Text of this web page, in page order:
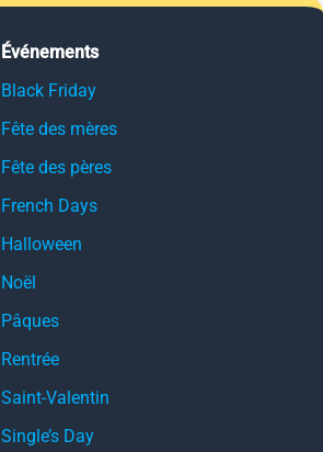
Événements
Black Friday
Fête des mères
Fête des pères
French Days
Halloween
Noël
Pâques
Rentrée
Saint-Valentin
Single’s Day